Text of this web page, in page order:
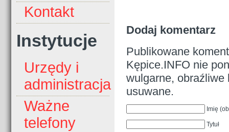
Kontakt
Instytucje
Urzędy i
administracja
Ważne
telefony
Dodaj komentarz
Publikowane
Kępice.INFO nie
wulgarne, obraźliwe
usuwane.
Imię
Tytuł